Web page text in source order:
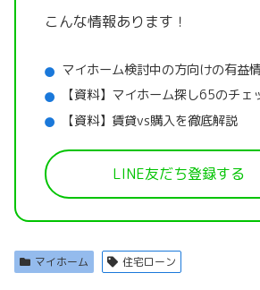
こんな情報あります！
マイホーム検討中の方向けの有益
【資料】マイホーム探し65のチェ
【資料】賃貸vs購入を徹底解説
LINE友だち登録する
マイホーム 住宅ローン